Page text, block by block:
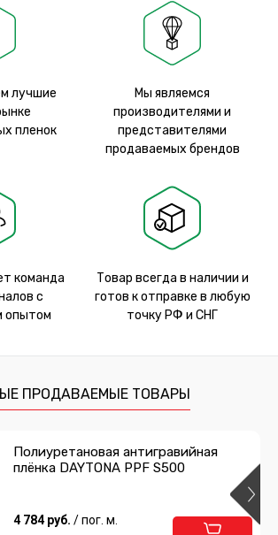
лучшие
пленок
Мы являемся
производителями и
представителями
продаваемых брендов
команда
с
опытом
Товар всегда в наличии и
готов к отправке в любую
точку РФ и СНГ
ПРОДАВАЕМЫЕ ТОВАРЫ
Полиуретановая антигравийная
плёнка DAYTONA PPF S500
4 784 руб. / пог. м.